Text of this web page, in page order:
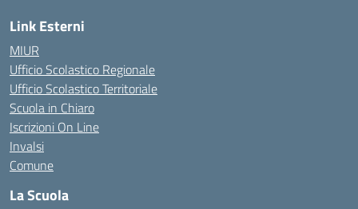
Link Esterni
MIUR
Ufficio Scolastico Regionale
Ufficio Scolastico Territoriale
Scuola in Chiaro
Iscrizioni On Line
Invalsi
Comune
La Scuola